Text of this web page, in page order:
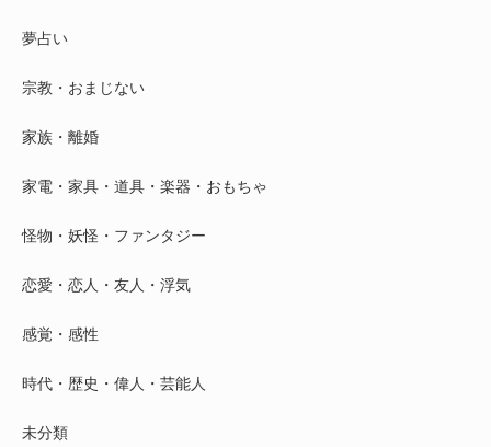
夢占い
宗教・おまじない
家族・離婚
家電・家具・道具・楽器・おもちゃ
怪物・妖怪・ファンタジー
恋愛・恋人・友人・浮気
感覚・感性
時代・歴史・偉人・芸能人
未分類